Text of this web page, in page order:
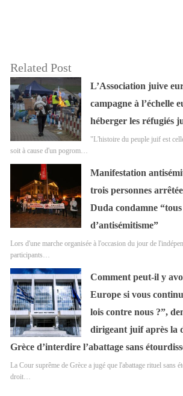
Related Post
L’Association juive
campagne à l’échelle
héberger les réfugiés
"L'histoire du peuple juif est
soit à cause d'un pogrom…
Manifestation
trois personnes
Duda condamne “tous
d’antisémitisme”
Lors d'une marche organisée à l'occasion du jour de
participants…
Comment peut-il y
Europe si vous
lois contre nous ?”,
dirigeant juif après la
Grèce d’interdire l’abattage sans
La Cour suprême de Grèce a jugé que l'abattage rituel sans
droit…